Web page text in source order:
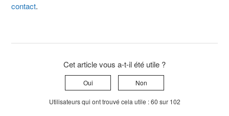
contact.
Cet article vous a-t-il été utile ?
Oui Non
Utilisateurs qui ont trouvé cela utile : 60 sur 102